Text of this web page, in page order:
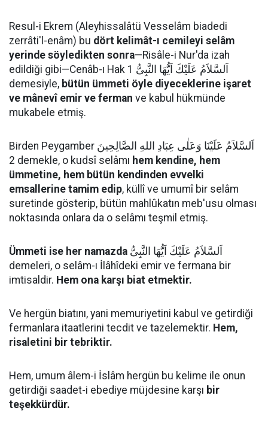
Resul-i Ekrem (Aleyhissalâtü Vesselâm biadedi
zerrâti'l-enâm) bu dört kelimât-ı cemileyi selâm
yerinde söyledikten sonra—Risâle-i Nur'da izah
edildiği gibi—Cenâb-ı Hak اَلسَّلاَمُ عَلَيْكَ اَيُّهَا النَّبِىُّ 1
demesiyle, bütün ümmeti öyle diyeceklerine işaret
ve mânevî emir ve ferman ve kabul hükmünde
mukabele etmiş.
Birden Peygamber اَلسَّلاَمُ عَلَيْنَا وَعَلٰى عِبَادِ اللهِ الصَّالِحِينَ
2 demekle, o kudsî selâmı hem kendine, hem
ümmetine, hem bütün kendinden evvelki
emsallerine tamim edip, küllî ve umumî bir selâm
suretinde gösterip, bütün mahlûkatın meb'usu olması
noktasında onlara da o selâmı teşmil etmiş.
Ümmeti ise her namazda
demeleri, o selâm-ı İlâhîdeki emir ve fermana bir
imtisaldir. Hem ona karşı biat etmektir.
Ve hergün biatını, yani memuriyetini kabul ve getirdiği
fermanlara itaatlerini tecdit ve tazelemektir. Hem,
risaletini bir tebriktir.
Hem, umum âlem-i İslâm hergün bu kelime ile onun
getirdiği saadet-i ebediye müjdesine karşı bir
teşekkürdür.